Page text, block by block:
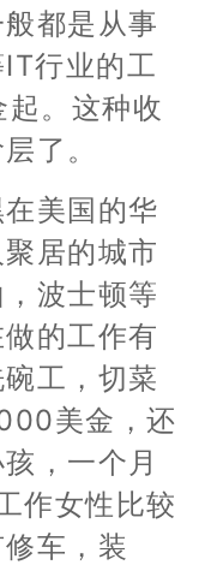
都是从事
行业的工
。这种收
了。
美国的华
居的城市
波士顿等
的工作有
工，切菜
美金，还
，一个月
作女性比较
车，装